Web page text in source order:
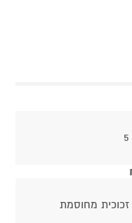
5
זכוכית מחוסמת